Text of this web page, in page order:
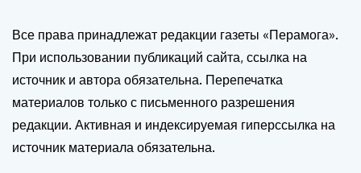
Все права принадлежат редакции газеты «Перамога».
При использовании публикаций сайта, ссылка на
источник и автора обязательна. Перепечатка
материалов только с письменного разрешения
редакции. Активная и индексируемая гиперссылка на
источник материала обязательна.